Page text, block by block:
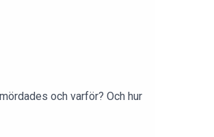
och varför? Och hur